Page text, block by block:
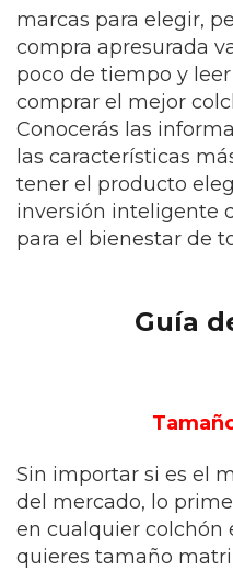
marcas para elegir,
compra apresurada
poco de tiempo y
comprar el mejor
Conocerás las
las características
tener el producto
inversión inteligente
para el bienestar de
Guía
Sin importar si es el
del mercado, lo
en cualquier colchón
quieres tamaño